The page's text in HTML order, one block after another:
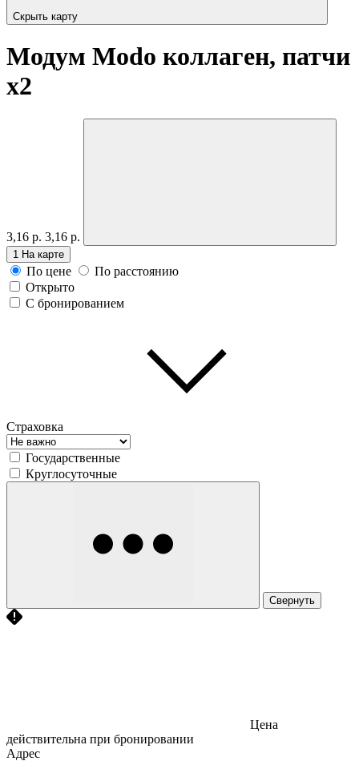
Скрыть карту
Модум Modo коллаген, патчи
x2
3,16 р. 3,16 р.
1 На карте
По цене
По расстоянию
Открыто
С бронированием
Страховка
Государственные
Круглосуточные
Свернуть
Цена
действительна при бронировании
Адрес